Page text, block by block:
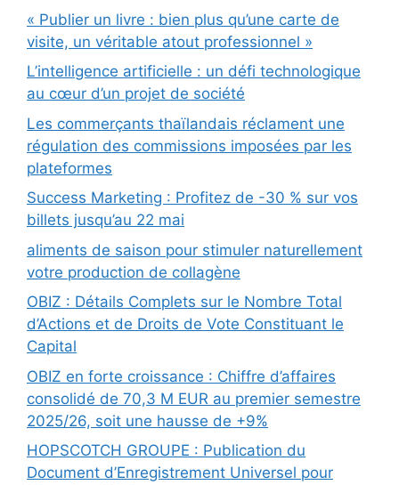
« Publier un livre : bien plus qu’une carte de
visite, un véritable atout professionnel »
L’intelligence artificielle : un défi technologique
au cœur d’un projet de société
Les commerçants thaïlandais réclament une
régulation des commissions imposées par les
plateformes
Success Marketing : Profitez de -30 % sur vos
billets jusqu’au 22 mai
aliments de saison pour stimuler naturellement
votre production de collagène
OBIZ : Détails Complets sur le Nombre Total
d’Actions et de Droits de Vote Constituant le
Capital
OBIZ en forte croissance : Chiffre d’affaires
consolidé de 70,3 M EUR au premier semestre
2025/26, soit une hausse de +9%
HOPSCOTCH GROUPE : Publication du
Document d’Enregistrement Universel pour